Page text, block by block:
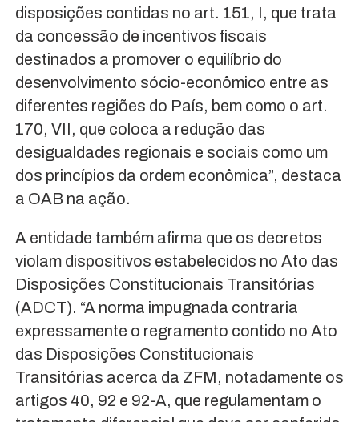
disposições contidas no art. 151, I, que trata
da concessão de incentivos fiscais
destinados a promover o equilíbrio do
desenvolvimento sócio-econômico entre as
diferentes regiões do País, bem como o art.
170, VII, que coloca a redução das
desigualdades regionais e sociais como um
dos princípios da ordem econômica”, destaca
a OAB na ação.
A entidade também afirma que os decretos
violam dispositivos estabelecidos no Ato das
Disposições Constitucionais Transitórias
(ADCT). “A norma impugnada contraria
expressamente o regramento contido no Ato
das Disposições Constitucionais
Transitórias acerca da ZFM, notadamente os
artigos 40, 92 e 92-A, que regulamentam o